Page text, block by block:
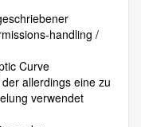
handling /
Curve
allerdings eine zu
verwendet